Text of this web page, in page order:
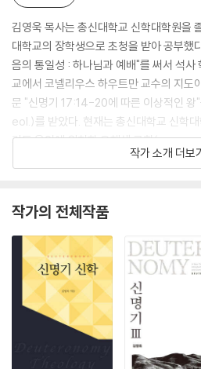
김영욱 목사는 총신대학교 신학대학원을
대학교의 장학생으로 초청을 받아 공부했
음의 통일성 : 하나님과 예배"를 써서 석
교에서 코넬리우스 하우트만 교수의 지도
문 "신명기 17:14-20에 따른 이상적인 왕
eol.)를 받았다. 현재는 총신대학교 신학
기도 용인에 위치한 은혜샘 교회
- 신약』(솔로몬, 2013)과 성경공부 교재
리어 구문론』(그리심, 2012)이 있다.
작가 소개 더보
작가의 전체작품